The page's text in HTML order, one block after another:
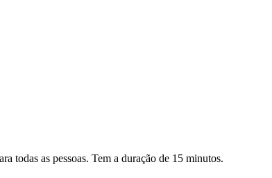
todas as pessoas. Tem a duração de 15 minutos.